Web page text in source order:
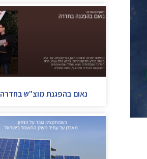
נאום בהפגנת מוצ"ש בחדרה